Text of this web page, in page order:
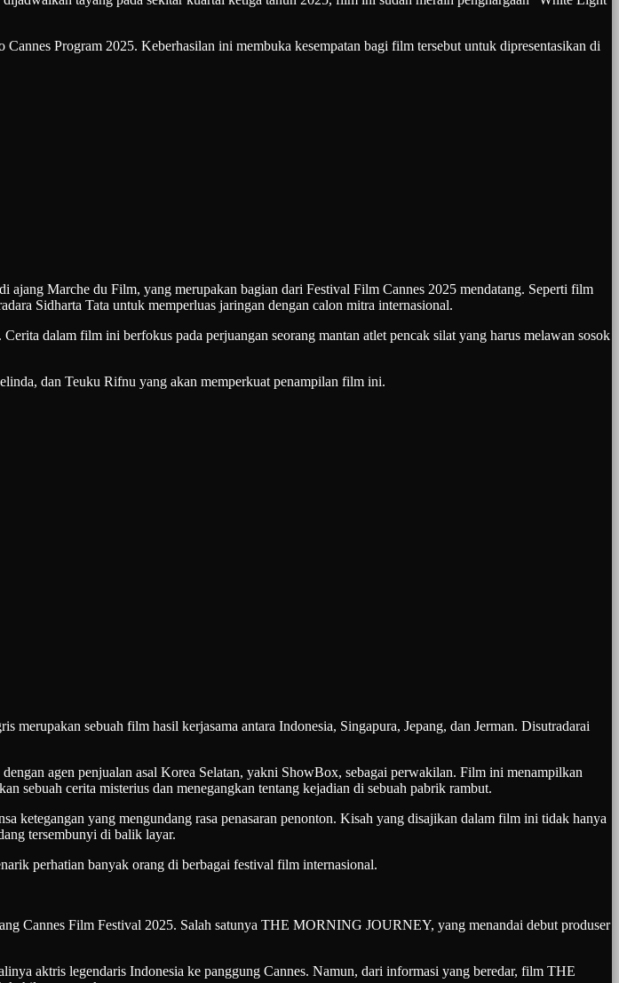
Program 2025. Keberhasilan ini membuka kesempatan bagi film tersebut untuk dipresentasikan di
Marche du Film, yang merupakan bagian dari Festival Film Cannes 2025 mendatang. Seperti film
Sidharta Tata untuk memperluas jaringan dengan calon mitra internasional.
dalam film ini berfokus pada perjuangan seorang mantan atlet pencak silat yang harus melawan sosok
dan Teuku Rifnu yang akan memperkuat penampilan film ini.
sebuah film hasil kerjasama antara Indonesia, Singapura, Jepang, dan Jerman. Disutradarai
agen penjualan asal Korea Selatan, yakni ShowBox, sebagai perwakilan. Film ini menampilkan
sebuah cerita misterius dan menegangkan tentang kejadian di sebuah pabrik rambut.
yang mengundang rasa penasaran penonton. Kisah yang disajikan dalam film ini tidak hanya
tersembunyi di balik layar.
perhatian banyak orang di berbagai festival film internasional.
Cannes Film Festival 2025. Salah satunya THE MORNING JOURNEY, yang menandai debut produser
aktris legendaris Indonesia ke panggung Cannes. Namun, dari informasi yang beredar, film THE